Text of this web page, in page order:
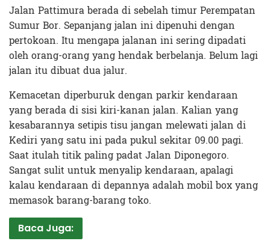
Jalan Pattimura berada di sebelah timur Perempatan
Sumur Bor. Sepanjang jalan ini dipenuhi dengan
pertokoan. Itu mengapa jalanan ini sering dipadati
oleh orang-orang yang hendak berbelanja. Belum lagi
jalan itu dibuat dua jalur.
Kemacetan diperburuk dengan parkir kendaraan
yang berada di sisi kiri-kanan jalan. Kalian yang
kesabarannya setipis tisu jangan melewati jalan di
Kediri yang satu ini pada pukul sekitar 09.00 pagi.
Saat itulah titik paling padat Jalan Diponegoro.
Sangat sulit untuk menyalip kendaraan, apalagi
kalau kendaraan di depannya adalah mobil box yang
memasok barang-barang toko.
Baca Juga: